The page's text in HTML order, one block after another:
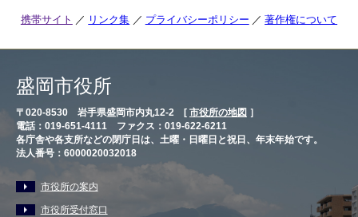
携帯サイト リンク集 プライバシーポリシー 著作権について
盛岡市役所
〒020-8530 岩手県盛岡市内丸12-2 [ 市役所の地図 ］
電話：019-651-4111 ファクス：019-622-6211
各庁舎や各支所などの閉庁日は、土曜・日曜日と祝日、年末年始です。
法人番号：6000020032018
市役所の案内
市役所受付窓口